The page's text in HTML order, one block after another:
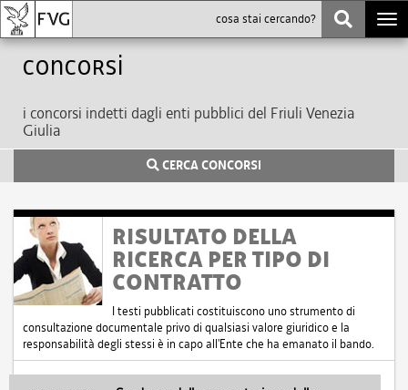
Concorsi
i concorsi indetti dagli enti pubblici del Friuli Venezia
Giulia
CERCA CONCORSI
RISULTATO DELLA
RICERCA PER TIPO DI
CONTRATTO
I testi pubblicati costituiscono uno strumento di
consultazione documentale privo di qualsiasi valore giuridico e la
responsabilità degli stessi è in capo all'Ente che ha emanato il bando.